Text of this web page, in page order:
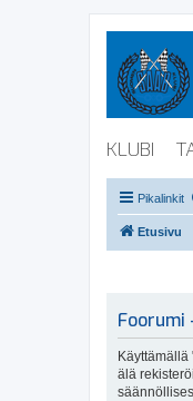
KLUBI
Pikalinkit
Etusivu
Foorumi
älä